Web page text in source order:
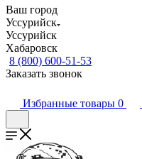
Ваш город
Уссурийск
Уссурийск
Хабаровск
8 (800) 600-51-53
Заказать звонок
Избранные товары 0